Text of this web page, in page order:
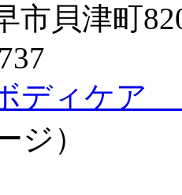
市貝津町
ディケア
ジ）